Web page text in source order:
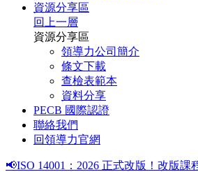
資源分享區
回上一層
資源分享區
領導力公司簡介
條文下載
查檢表範本
資料分享
PECB 國際認證
聯絡我們
回領導力官網
📢ISO 14001：2026 正式改版！改版課